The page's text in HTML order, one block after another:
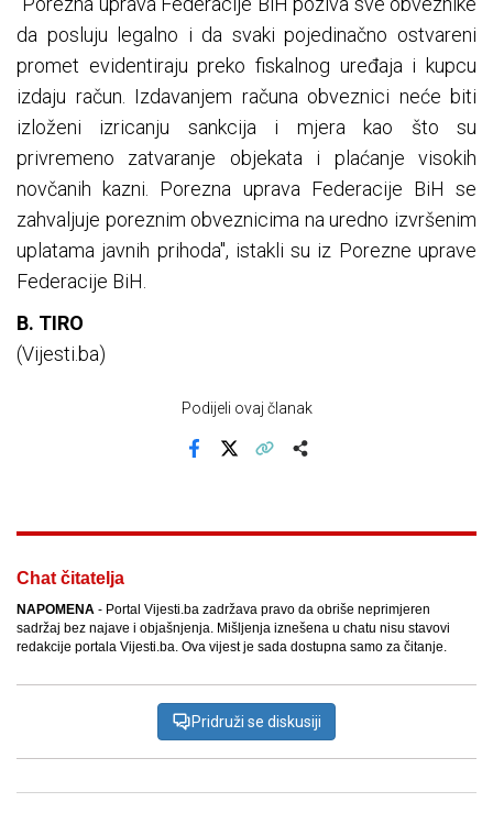
da posluju legalno i da svaki pojedinačno ostvareni
promet evidentiraju preko fiskalnog uređaja i kupcu
izdaju račun. Izdavanjem računa obveznici neće biti
izloženi izricanju sankcija i mjera kao što su
privremeno zatvaranje objekata i plaćanje visokih
novčanih kazni. Porezna uprava Federacije BiH se
zahvaljuje poreznim obveznicima na uredno izvršenim
uplatama javnih prihoda", istakli su iz Porezne uprave
Federacije BiH.
B. TIRO
(Vijesti.ba)
Podijeli ovaj članak
Chat čitatelja
NAPOMENA - Portal Vijesti.ba zadržava pravo da obriše neprimjeren
sadržaj bez najave i objašnjenja. Mišljenja iznešena u chatu nisu stavovi
redakcije portala Vijesti.ba. Ova vijest je sada dostupna samo za čitanje.
Pridruži se diskusiji